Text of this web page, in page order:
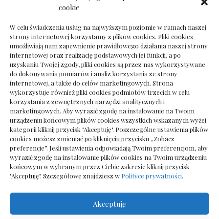
cookie
W celu świadczenia usług na najwyższym poziomie w ramach naszej
strony internetowej korzystamy z plików cookies. Pliki cookies
umożliwiają nam zapewnienie prawidłowego działania naszej strony
internetowej oraz realizację podstawowych jej funkcji, a po
uzyskaniu Twojej zgody, pliki cookies są przez nas wykorzystywane
do dokonywania pomiarów i analiz korzystania ze strony
internetowej, a także do celów marketingowych. Strona
wykorzystuje również pliki cookies podmiotów trzecich w celu
korzystania z zewnętrznych narzędzi analitycznych i
marketingowych. Aby wyrazić zgodę na instalowanie na Twoim
urządzeniu końcowym plików cookies wszystkich wskazanych wyżej
kategorii kliknij przycisk "Akceptuję". Poszczególne ustawienia plików
cookies możesz zmieniać po kliknięciu przycisku „Zobacz
preferencje”. Jeśli ustawienia odpowiadają Twoim preferencjom, aby
wyrazić zgodę na instalowanie plików cookies na Twoim urządzeniu
końcowym w wybranym przez Ciebie zakresie kliknij przycisk
"Akceptuję". Szczegółowe znajdziesz w Polityce prywatności.
Akceptuję
Dokumenty do odbioru przy zmianie biura
Deska podłogowa do salonu: jak wybrać bez
pośpiechu